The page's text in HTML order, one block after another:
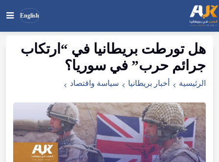
English
ابحث
في
الموقع
بحث
هل تورطت بريطانيا في “ارتكاب
جرائم حرب” في سوريا؟
الرئيسية أخبار بريطانيا سياسة واقتصاد